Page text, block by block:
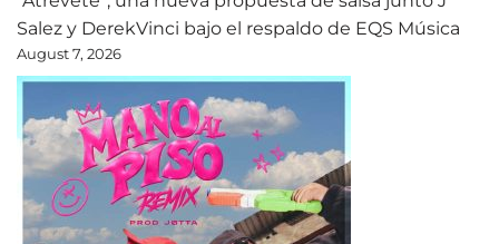
Salez y DerekVinci bajo el respaldo de EQS Música
August 7, 2026